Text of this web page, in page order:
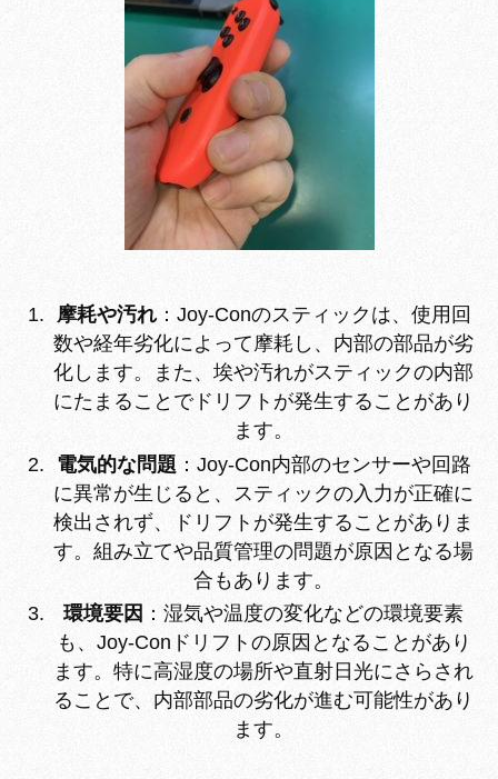
摩耗や汚れ：Joy-Conのスティックは、使用回
数や経年劣化によって摩耗し、内部の部品が劣
化します。また、埃や汚れがスティックの内部
にたまることでドリフトが発生することがあり
ます。
電気的な問題 ：Joy-Con内部のセンサーや回路
に異常が生じると、スティックの入力が正確に
検出されず、ドリフトが発生することがありま
す。組み立てや品質管理の問題が原因となる場
合もあります。
環境要因 ：湿気や温度の変化などの環境要素
も、Joy-Conドリフトの原因となることがあり
ます。特に高湿度の場所や直射日光にさらされ
ることで、内部部品の劣化が進む可能性があり
ます。